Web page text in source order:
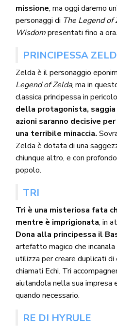
missione, ma oggi daremo
personaggi di The Legend of
Wisdompresentati fino a ora.
PRINCIPESSA
Zelda è il personaggio
Legend of Zelda, ma in
classica principessa in
della protagonista, saggia
azioni saranno decisive
una terribile minaccia.
Zelda è dotata di una
chiunque altro, e con
popolo.
TRI
Tri è una misteriosa fata
mentre è imprigionata, in
Dona alla principessa il
artefatto magico che
utilizza per creare duplicati
chiamati Echi. Tri
aiutandola nella sua impresa
quando necessario.
RE DI HYRULE